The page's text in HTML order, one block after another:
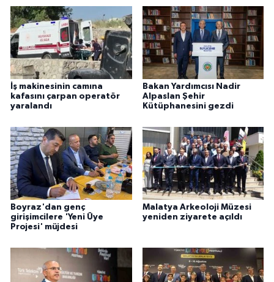
İş makinesinin camına
kafasını çarpan operatör
yaralandı
Bakan Yardımcısı Nadir
Alpaslan Şehir
Kütüphanesini gezdi
Boyraz'dan genç
girişimcilere 'Yeni Üye
Projesi' müjdesi
Malatya Arkeoloji Müzesi
yeniden ziyarete açıldı